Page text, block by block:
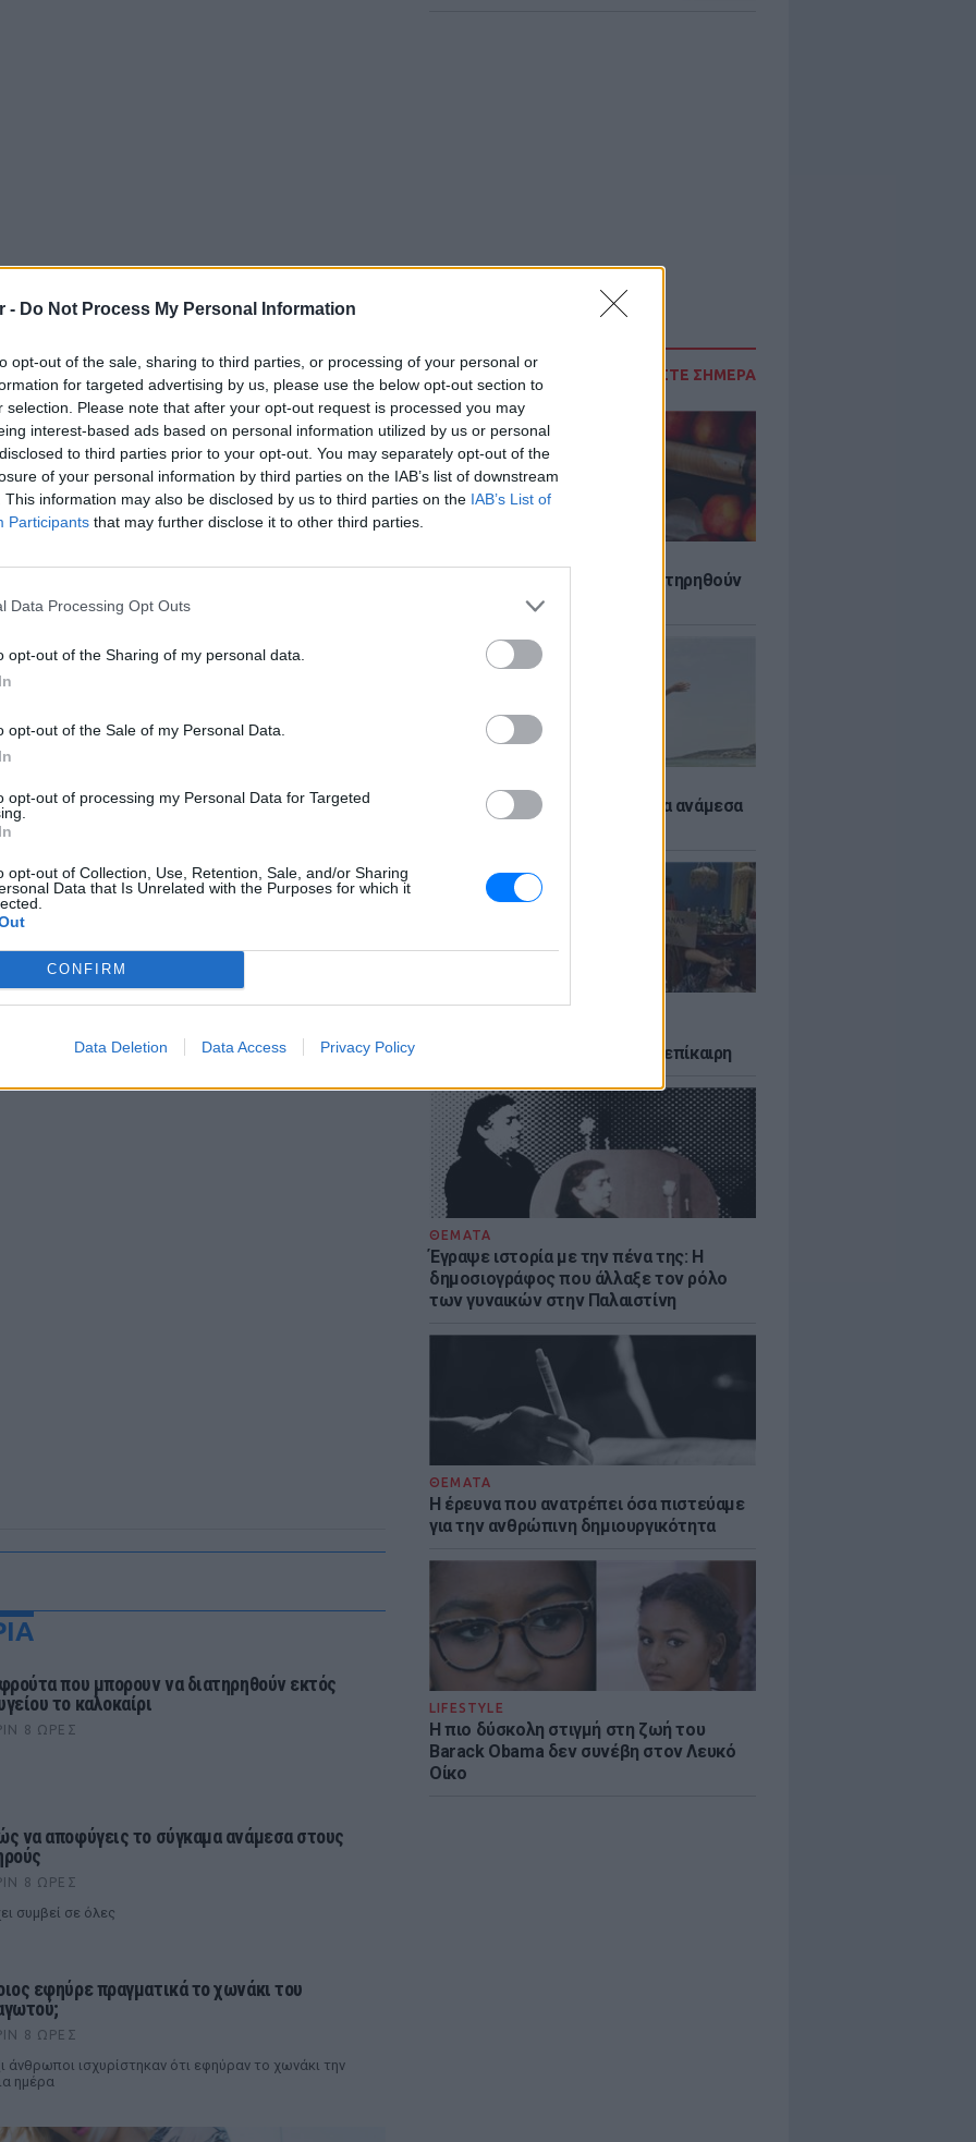
- Do Not Process My Personal Information
opt-out of the sale, sharing to third parties, or processing of your personal or
for targeted advertising by us, please use the below opt-out section to
selection. Please note that after your opt-out request is processed you may
interest-based ads based on personal information utilized by us or personal
to third parties prior to your opt-out. You may separately opt-out of the
of your personal information by third parties on the IAB’s list of downstream
This information may also be disclosed by us to third parties on the IAB’s List of
Participants that may further disclose it to other third parties.
Data Processing Opt Outs
opt-out of the Sharing of my personal data.
opt-out of the Sale of my Personal Data.
opt-out of processing my Personal Data for Targeted
opt-out of Collection, Use, Retention, Sale, and/or Sharing
Data that Is Unrelated with the Purposes for which it
CONFIRM
Data Deletion Data Access Privacy Policy
ΔΙΑΒΑΣΤΕ ΣΗΜΕΡΑ
6 φρούτα που μπορουν να διατηρηθούν
εκτός ψυγείου το καλοκαίρι
Πώς να αποφύγεις το σύγκαμα ανάμεσα
POP CULTURE
νεοπλουτισμό και παραμένει επίκαιρη
ΘΕΜΑΤΑ
Έγραψε ιστορία με την πένα της: Η
δημοσιογράφος που άλλαξε τον ρόλο
των γυναικών στην Παλαιστίνη
ΘΕΜΑΤΑ
Η έρευνα που ανατρέπει όσα πιστεύαμε
για την ανθρώπινη δημιουργικότητα
LIFESTYLE
Η πιο δύσκολη στιγμή στη ζωή του
Barack Obama δεν συνέβη στον Λευκό
Οίκο
ποτέ. Ο λόγος που πρέπει τα μακαρόνια να
είναι για να τυλίγονται τελείως στο
να μην πετάγεται στο τέλος η σάλτσα. Αν
όπως πρέπει γύρω από το πιρούνι.
που μάλλον εξηγεί και γιατί τα
μέγεθος, οι Ιταλοί πιστεύουν ότι φέρνει
να το σκεφτείτε δυο φορές πριν το
ΔΙΑΦΗΜΙΣΗ
στο
για
!
και στο Instagram
ΔΙΑΦΗΜΙΣΗ
που μπορουν να διατηρηθούν εκτός
το καλοκαίρι
8 ΏΡΕΣ
να αποφύγεις το σύγκαμα ανάμεσα στους
8 ΏΡΕΣ
συμβεί σε όλες
εφηύρε πραγματικά το χωνάκι του
8 ΏΡΕΣ
άνθρωποι ισχυρίστηκαν ότι εφηύραν το χωνάκι την
ημέρα